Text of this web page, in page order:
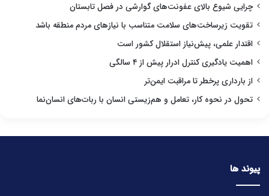
چرایی شیوع بالای عفونت‌های گوارشی در فصل تابستان
تقویت زیرساخت‌های سلامت متناسب با نیازهای مردم منطقه باشد
اقتدار علمی، پیش‌نیاز استقلال کشور است
اهمیت یادگیری کنترل ادرار پیش از ۴ سالگی
از بارداری پرخطر تا مراقبت ایمن‌تر
تحول در نحوه کار، تعامل و هم‌زیستی انسان با ربات‌های انسان‌نما
پیوند ها